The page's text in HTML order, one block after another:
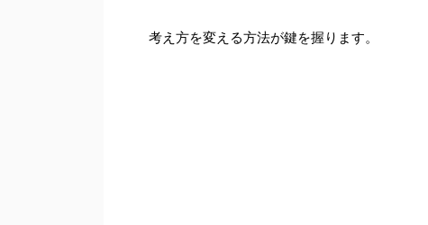
考え方を変える方法が鍵を握ります。